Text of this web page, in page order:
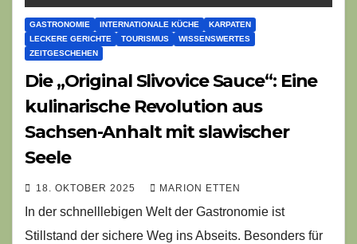
GASTRONOMIE INTERNATIONALE KÜCHE
KARPATEN
LECKERE GERICHTE
TOURISMUS
WISSENSWERTES
ZEITGESCHEHEN
Die „Original Slivovice Sauce“: Eine
kulinarische Revolution aus
Sachsen-Anhalt mit slawischer
Seele
18. OKTOBER 2025 MARION ETTEN
In der schnelllebigen Welt der Gastronomie ist
Stillstand der sichere Weg ins Abseits. Besonders für